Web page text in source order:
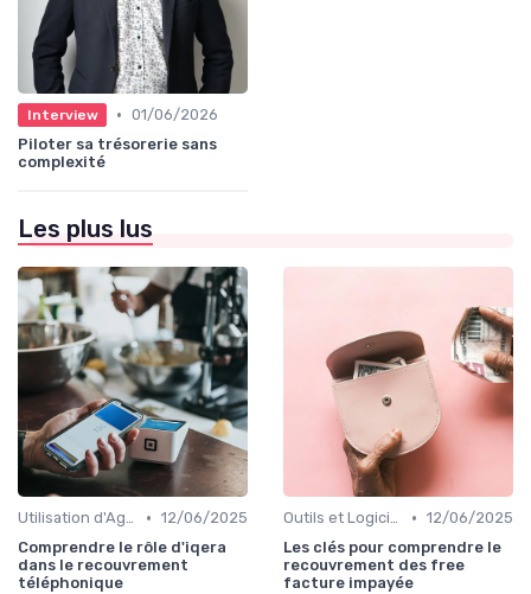
Interview • 01/06/2026
Piloter sa trésorerie sans
complexité
Les plus lus
Utilisation d'Agences de Recouvrement • 12/06/2025
Comprendre le rôle d'iqera
dans le recouvrement
téléphonique
Outils et Logiciels de Gestion de Créances • 12/06/2025
Les clés pour comprendre le
recouvrement des free
facture impayée